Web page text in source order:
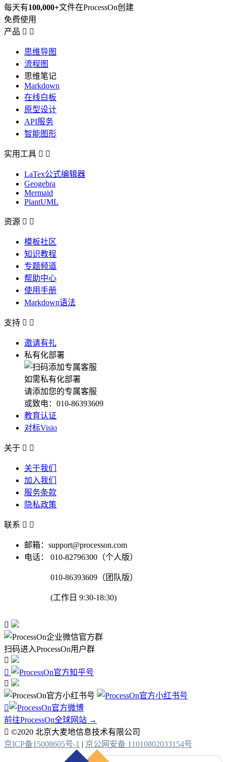
每天有100,000+文件在ProcessOn创建
免费使用
产品  
思维导图
流程图
思维笔记
Markdown
在线白板
原型设计
API服务
智能图形
实用工具  
LaTex公式编辑器
Geogebra
Mermaid
PlantUML
资源  
模板社区
知识教程
专题频道
帮助中心
使用手册
Markdown语法
支持  
邀请有礼
私有化部署
如需私有化部署
请添加您的专属客服
或致电：010-86393609
教育认证
对标Visio
关于  
关于我们
加入我们
服务条款
隐私政策
联系  
邮箱：support@processon.com
电话：
010-82796300（个人版）
010-86393609（团队版）
(工作日 9:30-18:30)

扫码进入ProcessOn用户群




前往ProcessOn全球网站 →
 ©2020 北京大麦地信息技术有限公司
京ICP备15008605号-1 | 京公网安备 11010802033154号